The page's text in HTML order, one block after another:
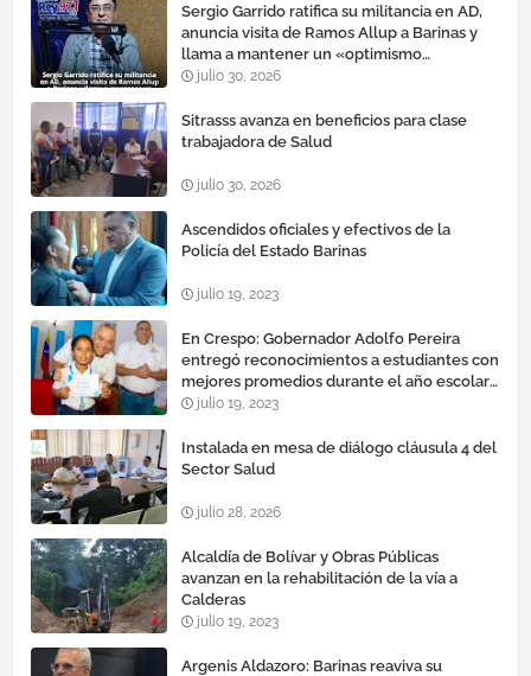
Sergio Garrido ratifica su militancia en AD,
anuncia visita de Ramos Allup a Barinas y
llama a mantener un «optimismo
cauteloso»
julio 30, 2026
Sitrasss avanza en beneficios para clase
trabajadora de Salud
julio 30, 2026
Ascendidos oficiales y efectivos de la
Policía del Estado Barinas
julio 19, 2023
En Crespo: Gobernador Adolfo Pereira
entregó reconocimientos a estudiantes con
mejores promedios durante el año escolar
2022 – 2023
julio 19, 2023
Instalada en mesa de diálogo cláusula 4 del
Sector Salud
julio 28, 2026
Alcaldía de Bolívar y Obras Públicas
avanzan en la rehabilitación de la vía a
Calderas
julio 19, 2023
Argenis Aldazoro: Barinas reaviva su